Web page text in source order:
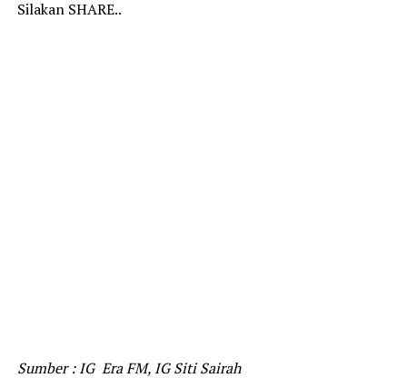
Silakan SHARE..
Sumber : IG Era FM, IG Siti Sairah